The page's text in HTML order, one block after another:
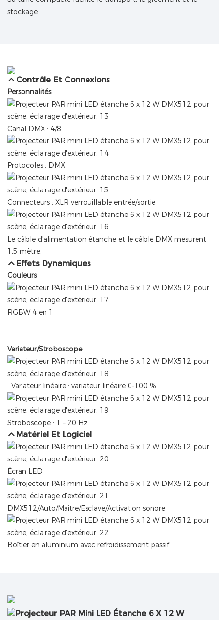
stockage.
Contrôle Et Connexions
Personnalités
Canal DMX : 4/8
Protocoles : DMX
Connecteurs : XLR verrouillable entrée/sortie
Le câble d'alimentation étanche et le câble DMX mesurent
1,5 mètre.
Effets Dynamiques
Couleurs
RGBW 4 en 1
Variateur/Stroboscope
Variateur linéaire : variateur linéaire 0-100 %
Stroboscope : 1 – 20 Hz
Matériel Et Logiciel
Écran LED
DMX512/Auto/Maître/Esclave/Activation sonore
Boîtier en aluminium avec refroidissement passif